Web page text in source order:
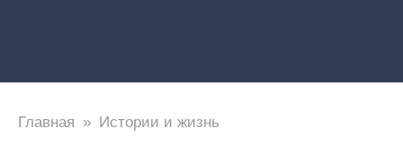
Главная » Истории и жизнь